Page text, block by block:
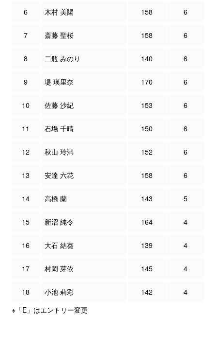
6 木村 美陽 158 6
7 斎藤 聖桜 158 6
8 二瓶 みのり 140 6
9 堤 瑛里奈 170 6
10 佐藤 沙紀 153 6
11 石場 千晴 150 6
12 秋山 玲満 152 6
13 安達 六花 158 6
14 高橋 蘭 143 5
15 新沼 純令 164 4
16 大石 結葵 139 4
17 村岡 芽依 145 4
18 小池 莉彩 142
4
※「E」はエントリー変更